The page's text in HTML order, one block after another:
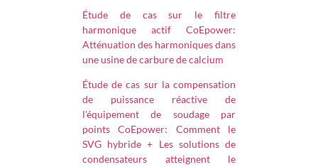
Étude de cas sur le filtre
harmonique actif CoEpower:
Atténuation des harmoniques dans
une usine de carbure de calcium
Étude de cas sur la compensation
de puissance réactive de
l'équipement de soudage par
points CoEpower: Comment le
SVG hybride + Les solutions de
condensateurs atteignent le